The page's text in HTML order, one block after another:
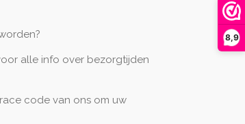
8,9
alle info over bezorgtijden
code van ons om uw